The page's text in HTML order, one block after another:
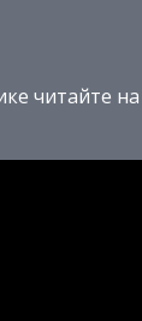
читайте